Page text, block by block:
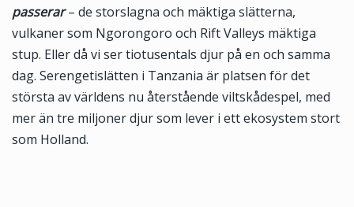
passerar– de storslagna och mäktiga slätterna,
vulkaner som Ngorongoro och Rift Valleys mäktiga
stup. Eller då vi ser tiotusentals djur på en och samma
dag. Serengetislätten i Tanzania är platsen för det
största av världens nu återstående viltskådespel, med
mer än tre miljoner djur som lever i ett ekosystem stort
som Holland.